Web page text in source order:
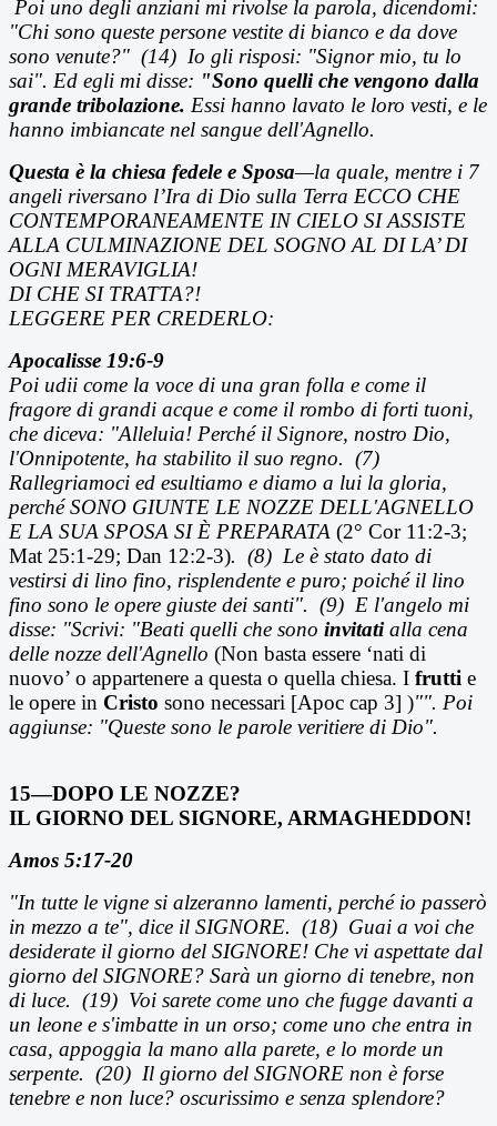
Poi uno degli anziani mi rivolse la parola, dicendomi:
"Chi sono queste persone vestite di bianco e da dove
sono venute?" (14) Io gli risposi: "Signor mio, tu lo
sai". Ed egli mi disse: "Sono quelli che vengono dalla
grande tribolazione. Essi hanno lavato le loro vesti, e le
hanno imbiancate nel sangue dell'Agnello.
Questa è la chiesa fedele e Sposa—la quale, mentre i 7
angeli riversano l’Ira di Dio sulla Terra ECCO CHE
CONTEMPORANEAMENTE IN CIELO SI ASSISTE
ALLA CULMINAZIONE DEL SOGNO AL DI LA’ DI
OGNI MERAVIGLIA!
DI CHE SI TRATTA?!
LEGGERE PER CREDERLO:
Apocalisse 19:6-9
Poi udii come la voce di una gran folla e come il
fragore di grandi acque e come il rombo di forti tuoni,
che diceva: "Alleluia! Perché il Signore, nostro Dio,
l'Onnipotente, ha stabilito il suo regno. (7)
Rallegriamoci ed esultiamo e diamo a lui la gloria,
perché SONO GIUNTE LE NOZZE DELL'AGNELLO
E LA SUA SPOSA SI È PREPARATA (2° Cor 11:2-3;
Mat 25:1-29; Dan 12:2-3). (8) Le è stato dato di
vestirsi di lino fino, risplendente e puro; poiché il lino
fino sono le opere giuste dei santi". (9) E l'angelo mi
disse: "Scrivi: "Beati quelli che sono invitatialla cena
delle nozze dell'Agnello (Non basta essere ‘nati di
nuovo’ o appartenere a questa o quella chiesa. I frutti e
le opere in Cristo sono necessari [Apoc cap 3] )"". Poi
aggiunse: "Queste sono le parole veritiere di Dio".
15—DOPO LE NOZZE?
IL GIORNO DEL SIGNORE, ARMAGHEDDON!
Amos 5:17-20
"In tutte le vigne si alzeranno lamenti, perché io passerò
in mezzo a te", dice il SIGNORE. (18) Guai a voi che
desiderate il giorno del SIGNORE! Che vi aspettate dal
giorno del SIGNORE? Sarà un giorno di tenebre, non
di luce. (19) Voi sarete come uno che fugge davanti a
un leone e s'imbatte in un orso; come uno che entra in
casa, appoggia la mano alla parete, e lo morde un
serpente. (20) Il giorno del SIGNORE non è forse
tenebre e non luce? oscurissimo e senza splendore?